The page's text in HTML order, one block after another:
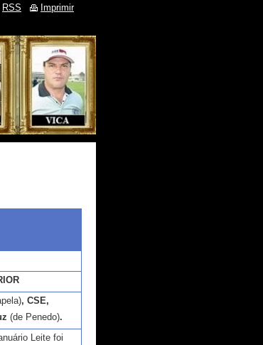
, CSE,
(de Penedo).
Leite foi
RSS Imprimir